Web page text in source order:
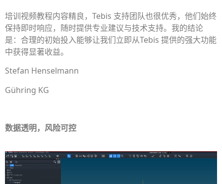
培训视频教程内容精良，Tebis 支持团队也很优秀，他们始终
保持即时响应，随时提供专业建议与技术支持。我的结论
是：合理的初始投入能够让我们立即从Tebis 提供的强大功能
中获得显著收益。
Stefan Henselmann
Gühring KG
数据透明，风险可控